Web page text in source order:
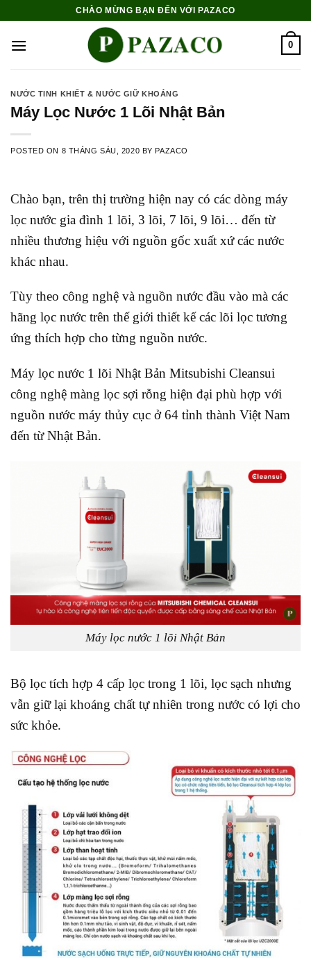
content
CHÀO MỪNG BẠN ĐẾN VỚI PAZACO
0
NƯỚC TINH KHIẾT & NƯỚC GIỮ KHOÁNG
Máy Lọc Nước 1 Lõi Nhật Bản
POSTED ON 8 THÁNG SÁU, 2020 BY PAZACO
Chào bạn, trên thị trường hiện nay có các dòng máy
lọc nước gia đình 1 lõi, 3 lõi, 7 lõi, 9 lõi… đến từ
nhiều thương hiệu với nguồn gốc xuất xứ các nước
khác nhau.
Tùy theo công nghệ và nguồn nước đầu vào mà các
hãng lọc nước trên thế giới thiết kế các lõi lọc tương
ứng thích hợp cho từng nguồn nước.
Máy lọc nước 1 lõi Nhật Bản Mitsubishi Cleansui
công nghệ màng lọc sợi rỗng hiện đại phù hợp với
nguồn nước máy thủy cục ở 64 tỉnh thành Việt Nam
đến từ Nhật Bản.
Máy lọc nước 1 lõi Nhật Bản
Bộ lọc tích hợp 4 cấp lọc trong 1 lõi, lọc sạch nhưng
vẫn giữ lại khoáng chất tự nhiên trong nước có lợi cho
sức khỏe.